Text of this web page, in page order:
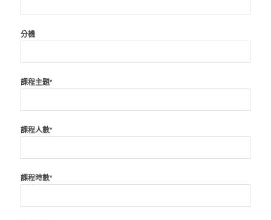
分機
課程主題*
課程人數*
課程時數*